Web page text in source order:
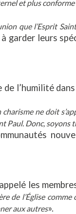
et plus
que l’Esprit
garder leurs
l’humilité
ne doit
Paul. Donc, soyons
les
de l’Église
aux autres».